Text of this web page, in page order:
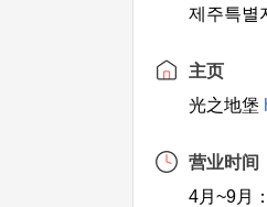
제주특별
主页
光之地堡
营业时间
4月~9月